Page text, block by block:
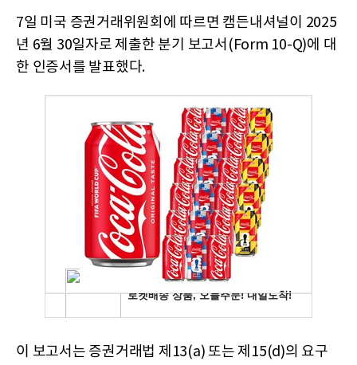
7일 미국 증권거래위원회에 따르면 캠든내셔널이 2025
년 6월 30일자로 제출한 분기 보고서(Form 10-Q)에 대
한 인증서를 발표했다.
이 보고서는 증권거래법 제13(a) 또는 제15(d)의 요구